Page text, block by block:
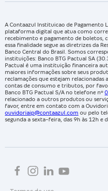
A Contaazul Instituicao de
plataforma digital que atua como
recebimento e pagamento de boletos,
essa finalidade segue as diretrizes da
Banco Central do Brasil. Somos
instituições: Banco BTG Pactual SA
Pactual é uma instituição financeira
maiores informações sobre seus
reclamações que estejam relacionadas
contas de consumo e tributos, por
Banco BTG Pactual S/A no telefone nº
relacionado a outros produtos ou
favor, entre em contato com a
ouvidoriaip@contaazul.com ou pelo
segunda a sexta-feira, das 9h às 12h e